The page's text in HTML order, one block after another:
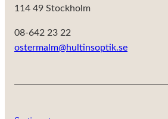
114 49 Stockholm
08-642 23 22
ostermalm@hultinsoptik.se
Nödvändiga